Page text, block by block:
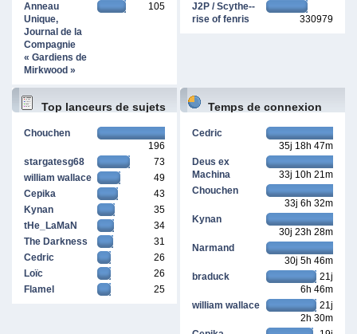
Anneau
Unique,
Journal de la
Compagnie
« Gardiens de
Mirkwood »
105
J2P / Scythe--
rise of fenris
330979
Top lanceurs de sujets
Chouchen
196
stargatesg68
73
william wallace
49
Cepika
43
Kynan
35
tHe_LaMaN
34
The Darkness
31
Cedric
26
Loïc
26
Flamel
25
Temps de connexion
Cedric
35j 18h 47m
Deus ex
Machina
33j 10h 21m
Chouchen
33j 6h 32m
Kynan
30j 23h 28m
Narmand
30j 5h 46m
braduck
21j
6h 46m
william wallace
21j
2h 30m